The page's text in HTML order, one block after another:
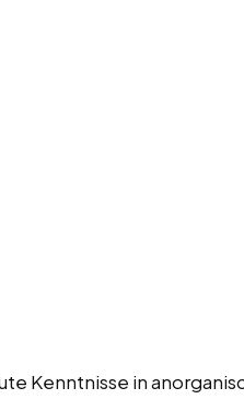
Kenntnisse in